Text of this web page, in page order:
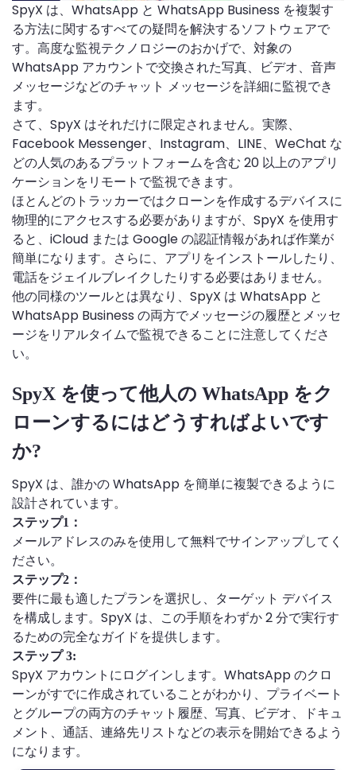
SpyX は、WhatsApp と WhatsApp Business を複製す
る方法に関するすべての疑問を解決するソフトウェアで
す。高度な監視テクノロジーのおかげで、対象の
WhatsApp アカウントで交換された写真、ビデオ、音声
メッセージなどのチャット メッセージを詳細に監視でき
ます。
さて、SpyX はそれだけに限定されません。実際、
Facebook Messenger、Instagram、LINE、WeChat な
どの人気のあるプラットフォームを含む 20 以上のアプリ
ケーションをリモートで監視できます。
ほとんどのトラッカーではクローンを作成するデバイスに
物理的にアクセスする必要がありますが、SpyX を使用す
ると、iCloud または Google の認証情報があれば作業が
簡単になります。さらに、アプリをインストールしたり、
電話をジェイルブレイクしたりする必要はありません。
他の同様のツールとは異なり、SpyX は WhatsApp と
WhatsApp Business の両方でメッセージの履歴とメッセ
ージをリアルタイムで監視できることに注意してくださ
い。
SpyX を使って他人の WhatsApp をク
ローンするにはどうすればよいです
か?
SpyX は、誰かの WhatsApp を簡単に複製できるように
設計されています。
ステップ1：
メールアドレスのみを使用して無料でサインアップしてく
ださい。
ステップ2：
要件に最も適したプランを選択し、ターゲット デバイス
を構成します。SpyX は、この手順をわずか 2 分で実行す
るための完全なガイドを提供します。
ステップ 3:
SpyX アカウントにログインします。WhatsApp のクロ
ーンがすでに作成されていることがわかり、プライベート
とグループの両方のチャット履歴、写真、ビデオ、ドキュ
メント、通話、連絡先リストなどの表示を開始できるよう
になります。